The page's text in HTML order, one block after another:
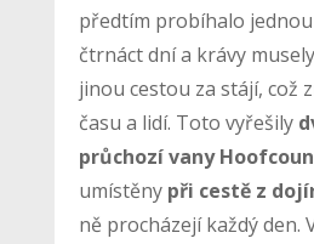
předtím probíhalo jednou
čtrnáct dní a krávy
jinou cestou za stájí, což
času a lidí. Toto vyřešily
průchozí vany
umístěny při cestě z
ně procházejí každý den.